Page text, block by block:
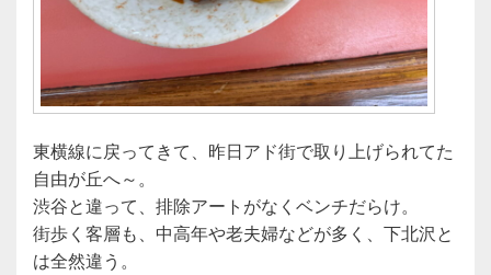
東横線に戻ってきて、昨日アド街で取り上げられてた
自由が丘へ～。
渋谷と違って、排除アートがなくベンチだらけ。
街歩く客層も、中高年や老夫婦などが多く、下北沢と
は全然違う。